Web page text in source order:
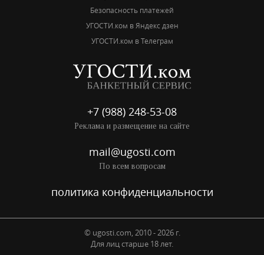
Безопасность платежей
УГОСТИ.ком в Яндекс дзен
УГОСТИ.ком в Телеграм
+7 (988) 248-53-08
Реклама и размещение на сайте
mail@ugosti.com
По всем вопросам
политика конфиденциальности
© ugosti.com, 2010 - 2026 г.
Для лиц старше 18 лет.